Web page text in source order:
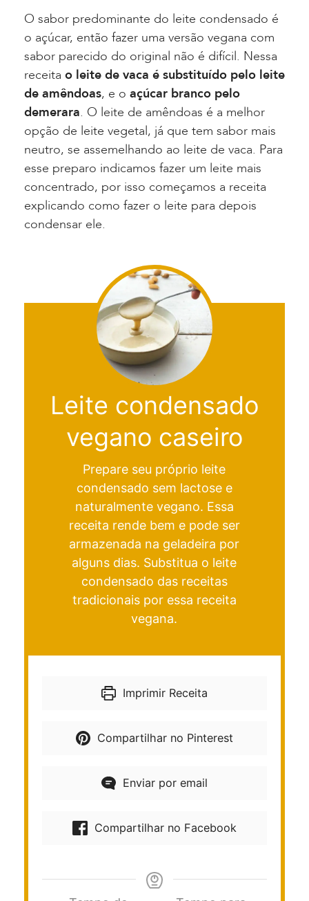
O sabor predominante do leite condensado é
o açúcar, então fazer uma versão vegana com
sabor parecido do original não é difícil. Nessa
receita o leite de vaca é substituído pelo leite
de amêndoas, e o açúcar branco pelo
demerara. O leite de amêndoas é a melhor
opção de leite vegetal, já que tem sabor mais
neutro, se assemelhando ao leite de vaca. Para
esse preparo indicamos fazer um leite mais
concentrado, por isso começamos a receita
explicando como fazer o leite para depois
condensar ele.
Leite condensado
vegano caseiro
Prepare seu próprio leite
condensado sem lactose e
naturalmente vegano. Essa
receita rende bem e pode ser
armazenada na geladeira por
alguns dias. Substitua o leite
condensado das receitas
tradicionais por essa receita
vegana.
Imprimir Receita
Compartilhar no Pinterest
Enviar por email
Compartilhar no Facebook